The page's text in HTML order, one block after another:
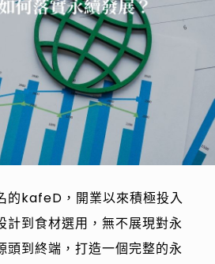
的kafeD，開業以來積極投入
計到食材選用，無不展現對永
頭到終端，打造一個完整的永